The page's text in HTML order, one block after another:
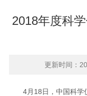
2018年度科
更新时间：
4月18日，中国科